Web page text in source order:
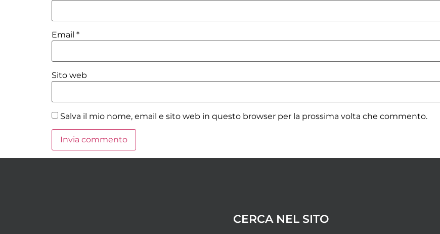
Email *
Sito web
Salva il mio nome, email e sito web in questo browser per la prossima volta che commento.
CERCA NEL SITO